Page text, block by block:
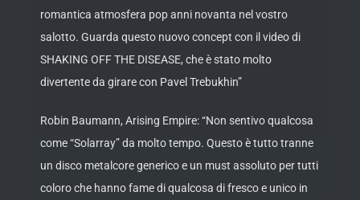
romantica atmosfera pop anni novanta nel vostro
salotto. Guarda questo nuovo concept con il video di
SHAKING OFF THE DISEASE, che è stato molto
divertente da girare con Pavel Trebukhin”
Robin Baumann, Arising Empire: “Non sentivo qualcosa
come “Solarray” da molto tempo. Questo è tutto tranne
un disco metalcore generico e un must assoluto per tutti
coloro che hanno fame di qualcosa di fresco e unico in